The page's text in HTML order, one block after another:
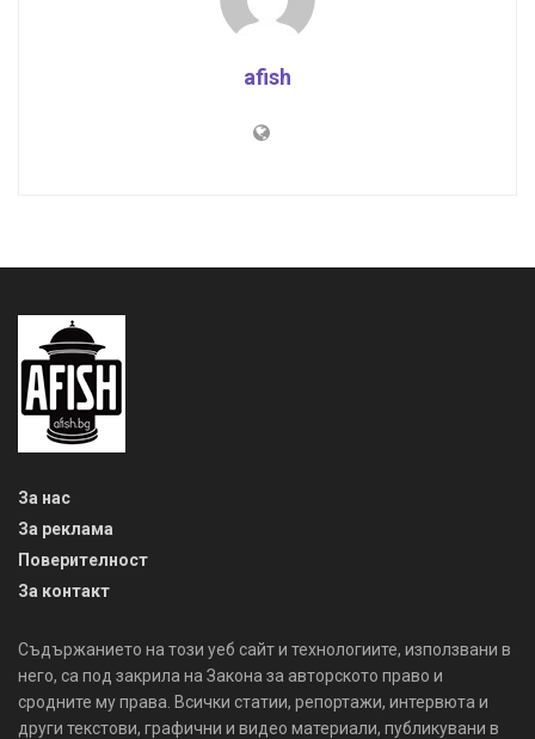
afish
За нас
За реклама
Поверителност
За контакт
Съдържанието на този уеб сайт и технологиите, използвани в
него, са под закрила на Закона за авторското право и
сродните му права. Всички статии, репортажи, интервюта и
други текстови, графични и видео материали, публикувани в